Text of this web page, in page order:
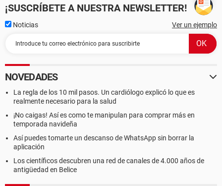
¡SUSCRÍBETE A NUESTRA NEWSLETTER!
Noticias Ver un ejemplo
NOVEDADES
La regla de los 10 mil pasos. Un cardiólogo explicó lo que es
realmente necesario para la salud
¡No caigas! Así es como te manipulan para comprar más en
temporada navideña
Así puedes tomarte un descanso de WhatsApp sin borrar la
aplicación
Los científicos descubren una red de canales de 4.000 años de
antigüedad en Belice